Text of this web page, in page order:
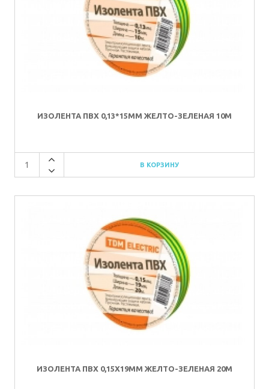
ИЗОЛЕНТА ПВХ 0,13*15ММ ЖЕЛТО-ЗЕЛЕНАЯ 10М
ИЗОЛЕНТА ПВХ 0,15Х19ММ ЖЕЛТО-ЗЕЛЕНАЯ 20М